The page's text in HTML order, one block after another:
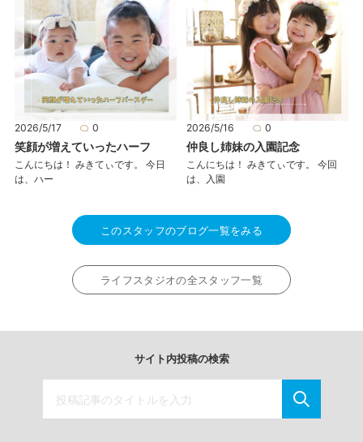
2026/5/17 0
笑顔が増えていったハーフ
こんにちは！ みきてぃです。 今日
は、ハー
2026/5/16 0
仲良し姉妹の入園記念
こんにちは！ みきてぃです。 今回
は、入園
このスタッフのブログ一覧をみる
ライフスタジオの全スタッフ一覧
サイト内投稿の検索